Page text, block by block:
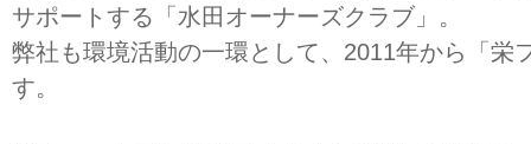
サポートする「水田オーナーズクラブ」。
弊社も環境活動の一環として、2011年から「栄
す。